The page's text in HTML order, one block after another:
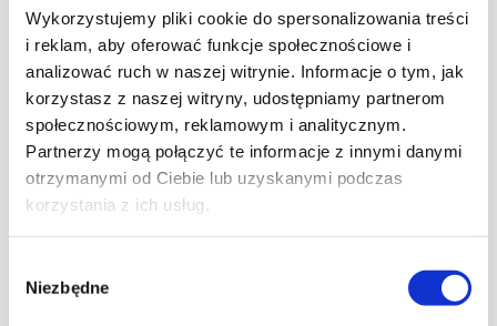
Wykorzystujemy pliki cookie do spersonalizowania treści
i reklam, aby oferować funkcje społecznościowe i
analizować ruch w naszej witrynie. Informacje o tym, jak
korzystasz z naszej witryny, udostępniamy partnerom
społecznościowym, reklamowym i analitycznym.
Partnerzy mogą połączyć te informacje z innymi danymi
otrzymanymi od Ciebie lub uzyskanymi podczas
korzystania z ich usług.
zgody
Niezbędne
14.05.2025 Czytaj
Program profilaktyczny 40+
przedłużony do końca kwietnia 2025!
Dobre wieści dla zdrowia – program profilaktyczny
niewątpliwie wpłynie pozytywnie na zdrowie wielu